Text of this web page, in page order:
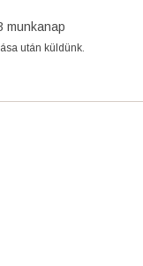
munkanap
után küldünk.